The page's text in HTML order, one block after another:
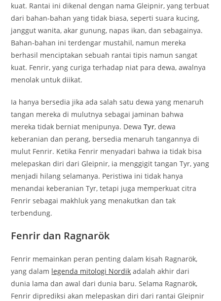
kuat. Rantai ini dikenal dengan nama Gleipnir, yang terbuat
dari bahan-bahan yang tidak biasa, seperti suara kucing,
janggut wanita, akar gunung, napas ikan, dan sebagainya.
Bahan-bahan ini terdengar mustahil, namun mereka
berhasil menciptakan sebuah rantai tipis namun sangat
kuat. Fenrir, yang curiga terhadap niat para dewa, awalnya
menolak untuk diikat.
Ia hanya bersedia jika ada salah satu dewa yang menaruh
tangan mereka di mulutnya sebagai jaminan bahwa
mereka tidak berniat menipunya. DewaTyr, dewa
keberanian dan perang, bersedia menaruh tangannya di
mulut Fenrir. Ketika Fenrir menyadari bahwa ia tidak bisa
melepaskan diri dari Gleipnir, ia menggigit tangan Tyr, yang
menjadi hilang selamanya. Peristiwa ini tidak hanya
menandai keberanian Tyr, tetapi juga memperkuat citra
Fenrir sebagai makhluk yang menakutkan dan tak
terbendung.
Fenrir dan Ragnarök
Fenrir memainkan peran penting dalam kisah Ragnarök,
yang dalam legenda mitologi Nordik adalah akhir dari
dunia lama dan awal dari dunia baru. Selama Ragnarök,
Fenrir diprediksi akan melepaskan diri dari rantai Gleipnir